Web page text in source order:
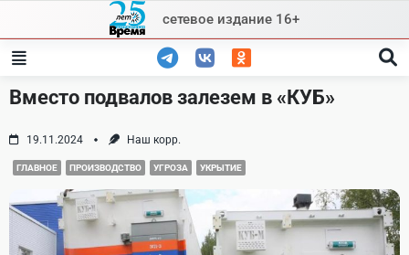
content
сетевое издание 16+
Вместо подвалов залезем в «КУБ»
19.11.2024 Наш корр.
ГЛАВНОЕ ПРОИЗВОДСТВО УГРОЗА УКРЫТИЕ